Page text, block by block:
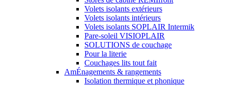
Volets isolants extérieurs
Volets isolants intérieurs
Volets isolants SOPLAIR Intermik
Pare-soleil VISIOPLAIR
SOLUTIONS de couchage
Pour la literie
Couchages lits tout fait
AmÉnagements & rangements
Isolation thermique et phonique